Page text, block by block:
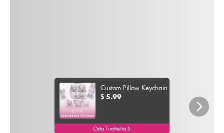
Custom Pillow Keychain
$ 5.99
Osta Tuotteita